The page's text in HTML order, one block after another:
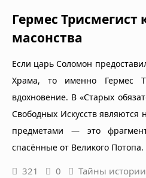
Гермес Трисмегист
масонства
Если царь Соломон
Храма, то именно Гермес
вдохновение. В «Старых
Свободных Искусств являются
предметами — это
спасённые от Великого Потопа.
321 0 Тайны истории